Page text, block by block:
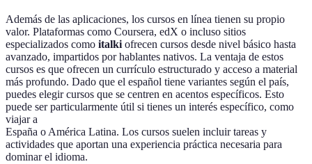
Además de las aplicaciones, los cursos en línea tienen su propio
valor. Plataformas como Coursera, edX o incluso sitios
especializados como italki ofrecen cursos desde nivel básico hasta
avanzado, impartidos por hablantes nativos. La ventaja de estos
cursos es que ofrecen un currículo estructurado y acceso a material
más profundo. Dado que el español tiene variantes según el país,
puedes elegir cursos que se centren en acentos específicos. Esto
puede ser particularmente útil si tienes un interés específico, como
viajar a
España o América Latina. Los cursos suelen incluir tareas y
actividades que aportan una experiencia práctica necesaria para
dominar el idioma.